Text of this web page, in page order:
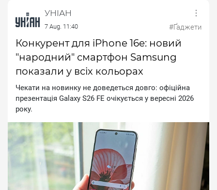
УНІАН
7 Aug. 11:40 #Ґаджети
Конкурент для iPhone 16e: новий
"народний" смартфон Samsung
показали у всіх кольорах
Чекати на новинку не доведеться довго: офіційна
презентація Gаlахy S26 FЕ очікується у вересні 2026
року.